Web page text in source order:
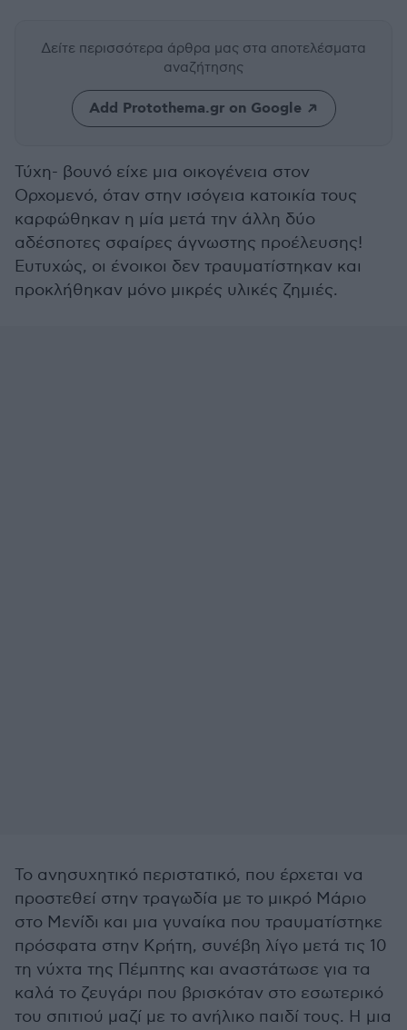
Δείτε περισσότερα άρθρα μας στα αποτελέσματα
αναζήτησης
Add Protothema.gr on Google
Τύχη- βουνό είχε μια οικογένεια στον
Ορχομενό, όταν στην ισόγεια κατοικία τους
καρφώθηκαν η μία μετά την άλλη δύο
αδέσποτες σφαίρες άγνωστης προέλευσης!
Ευτυχώς, οι ένοικοι δεν τραυματίστηκαν και
προκλήθηκαν μόνο μικρές υλικές ζημιές.
Το ανησυχητικό περιστατικό, που έρχεται να
προστεθεί στην τραγωδία με το μικρό Μάριο
στο Μενίδι και μια γυναίκα που τραυματίστηκε
πρόσφατα στην Κρήτη, συνέβη λίγο μετά τις 10
τη νύχτα της Πέμπτης και αναστάτωσε για τα
καλά το ζευγάρι που βρισκόταν στο εσωτερικό
του σπιτιού μαζί με το ανήλικο παιδί τους. Η μια